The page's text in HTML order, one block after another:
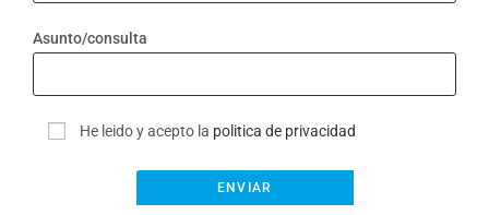
Asunto/consulta
He leido y acepto la politica de privacidad